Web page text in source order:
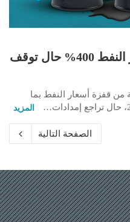
تقرير يحذر من قفزة أسعار النفط 400% حال توقف
قفزة أسعار النفط بما
المزيد
الصفحة التالية